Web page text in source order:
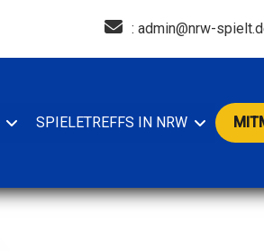
: admin@nrw-
SPIELETREFFS IN NRW